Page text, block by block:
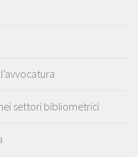
settori bibliometrici